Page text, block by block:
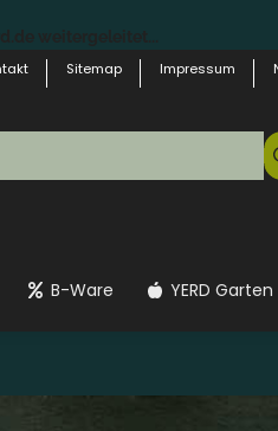
Sitemap Impressum
B-Ware YERD Garten